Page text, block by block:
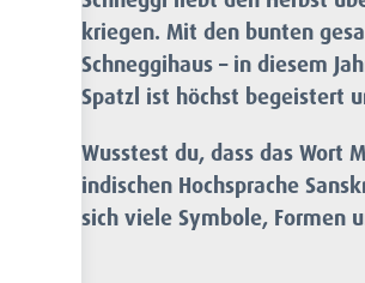
kriegen. Mit den bunten
Schneggihaus – in diesem
Spatzl ist höchst begeistert
Wusstest du, dass das Wort
indischen Hochsprache
sich viele Symbole, Formen